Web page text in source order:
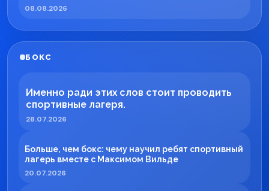
08.08.2026
БОКС
Именно ради этих слов стоит проводить
спортивные лагеря.
28.07.2026
Больше, чем бокс: чему научил ребят спортивный
лагерь вместе с Максимом Вильде
20.07.2026